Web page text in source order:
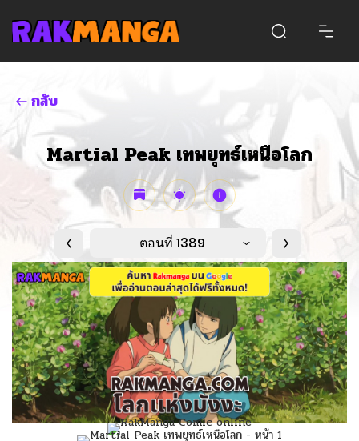
กลับ
Martial Peak เทพยุทธ์เหนือโลก
ตอนที่ 1389